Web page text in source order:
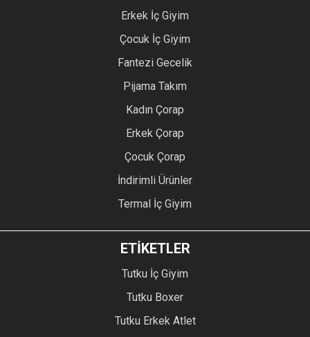
Erkek İç Giyim
Çocuk İç Giyim
Fantezi Gecelik
Pijama Takım
Kadın Çorap
Erkek Çorap
Çocuk Çorap
İndirimli Ürünler
Termal İç Giyim
ETİKETLER
Tutku İç Giyim
Tutku Boxer
Tutku Erkek Atlet